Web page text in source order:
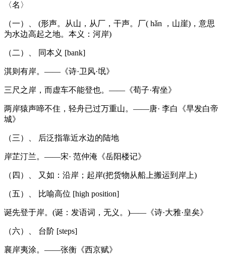
〈名〉
（一）、 (形声。从山，从厂，干声。厂( hǎn ，山崖)，意思
为水边高起之地。本义：河岸)
（二）、 同本义 [bank]
淇则有岸。——《诗·卫风·氓》
三尺之岸，而虚车不能登也。——《荀子·宥坐》
两岸猿声啼不住，轻舟已过万重山。——唐· 李白《早发白帝
城》
（三）、 后泛指靠近水边的陆地
岸芷汀兰。——宋· 范仲淹《岳阳楼记》
（四）、 又如：沿岸；起岸(把货物从船上搬运到岸上)
（五）、 比喻高位 [high position]
诞先登于岸。(诞：发语词，无义。)——《诗·大雅·皇矣》
（六）、 台阶 [steps]
襄岸夷涂。——张衡《西京赋》